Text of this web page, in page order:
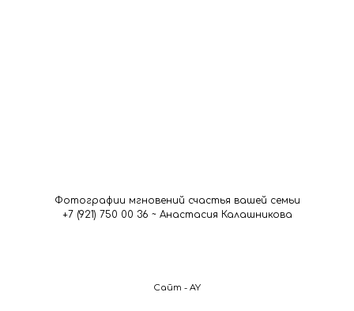
Фотографии мгновений счастья вашей семьи
+7 (921) 750 00 36 ~ Анастасия Калашникова
Сайт - AY